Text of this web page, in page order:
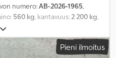
numero:AB-2026-1965,
560 kg, kantavuus:2 200 kg,
leveys:
mm, tuotteen leveys (max):
, Pieni ilmoitus